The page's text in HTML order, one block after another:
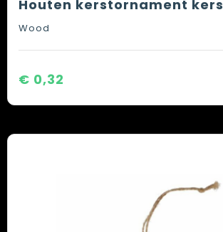
Houten kerstornament
Wood
€ 0,32